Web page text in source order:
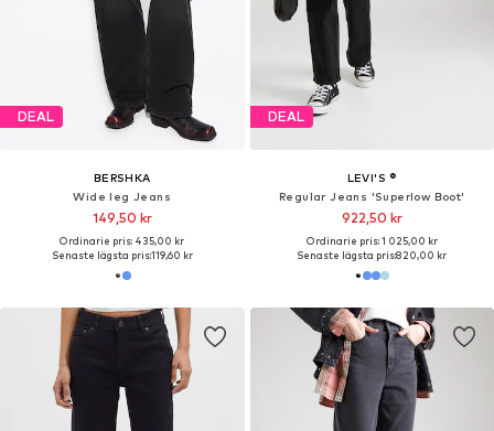
DEAL
BERSHKA
Wide leg Jeans
149,50 kr
Ordinarie pris: 435,00 kr
Senaste lägsta pris:119,60 kr
DEAL
LEVI'S ®
Regular Jeans 'Superlow Boot'
922,50 kr
Ordinarie pris: 1 025,00 kr
Senaste lägsta pris:820,00 kr